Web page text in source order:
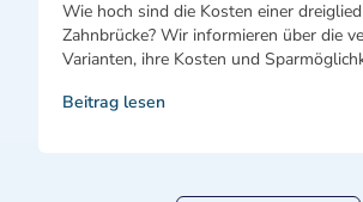
Wie hoch sind die Kosten einer
Zahnbrücke? Wir informieren über die
Varianten, ihre Kosten und
Beitrag lesen